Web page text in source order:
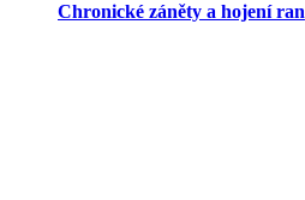
Chronické záněty a hojení ran